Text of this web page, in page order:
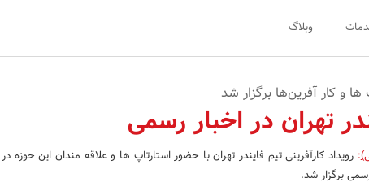
وبلاگ
و کار آفرین‌ها برگزار شد
تهران در اخبار رسمی
: رویداد کارآفرینی تیم فایندر تهران با حضور استارتاپ ها و علاقه مندان این حوزه در
برگزار شد.